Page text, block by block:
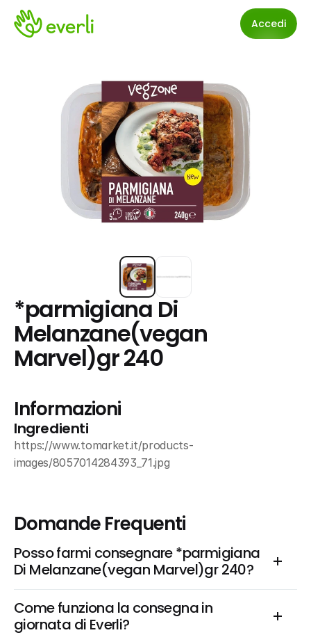
Accedi
*parmigiana Di
Melanzane(vegan
Marvel)gr 240
Informazioni
Ingredienti
https://www.tomarket.it/products-
images/8057014284393_71.jpg
Domande Frequenti
Posso farmi consegnare *parmigiana
Di Melanzane(vegan Marvel)gr 240?
Come funziona la consegna in
giornata di Everli?